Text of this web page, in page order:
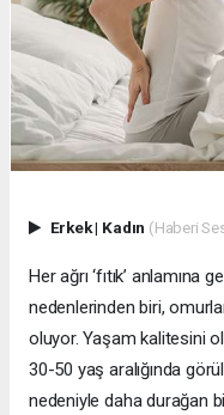
Erkek| Kadın (Haberi
Her ağrı ‘fıtık’ anlamına
nedenlerinden biri,
oluyor. Yaşam kalitesini
30-50 yaş aralığında
nedeniyle daha durağan